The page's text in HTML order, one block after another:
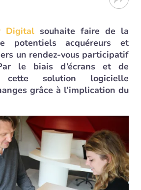
Digital souhaite faire de la
potentiels acquéreurs et
un rendez-vous participatif
le biais d’écrans et de
cette solution logicielle
grâce à l’implication du